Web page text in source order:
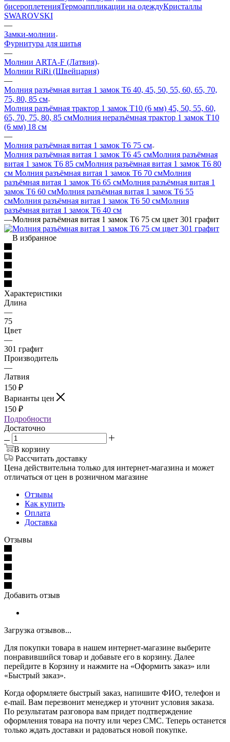
бисероплетенияТермоаппликации на одеждуКристаллы
SWAROVSKI
—
Замки-молнии
Фурнитура для шитья
—
Молнии ARTA-F (Латвия)
Молнии RiRi (Швейцария)
—
Молния разъёмная витая 1 замок Т6 40, 45, 50, 55, 60, 65, 70,
75, 80, 85 см
Молния разъёмная трактор 1 замок Т10 (6 мм) 45, 50, 55, 60,
65, 70, 75, 80, 85 смМолния неразъёмная трактор 1 замок Т10
(6 мм) 18 см
—
Молния разъёмная витая 1 замок Т6 75 см
Молния разъёмная витая 1 замок Т6 45 смМолния разъёмная
витая 1 замок Т6 85 смМолния разъёмная витая 1 замок Т6 80
см Молния разъёмная витая 1 замок Т6 70 смМолния
разъёмная витая 1 замок Т6 65 смМолния разъёмная витая 1
замок Т6 60 смМолния разъёмная витая 1 замок Т6 55
смМолния разъёмная витая 1 замок Т6 50 смМолния
разъёмная витая 1 замок Т6 40 см
—Молния разъёмная витая 1 замок Т6 75 см цвет 301 графит
В избранное
Характеристики
Длина
—
75
Цвет
—
301 графит
Производитель
—
Латвия
150 ₽
Варианты цен
150 ₽
Подробности
Достаточно
В корзину
Рассчитать доставку
Цена действительна только для интернет-магазина и может
отличаться от цен в розничном магазине
Отзывы
Как купить
Оплата
Доставка
Отзывы
Добавить отзыв
Загрузка отзывов...
Для покупки товара в нашем интернет-магазине выберите
понравившийся товар и добавьте его в корзину. Далее
перейдите в Корзину и нажмите на «Оформить заказ» или
«Быстрый заказ».
Когда оформляете быстрый заказ, напишите ФИО, телефон и
e-mail. Вам перезвонит менеджер и уточнит условия заказа.
По результатам разговора вам придет подтверждение
оформления товара на почту или через СМС. Теперь останется
только ждать доставки и радоваться новой покупке.